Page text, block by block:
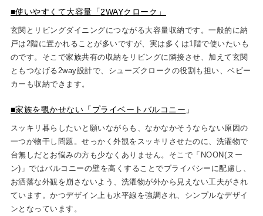
■使いやすくて大容量「2WAYクローク」
玄関とリビングダイニングにつながる大容量収納です。一般的に納
戸は2階に置かれることが多いですが、実は多くは1階で使いたいも
のです。そこで家族共有の収納をリビングに隣接させ、加えて玄関
ともつなげる2way設計で、シューズクロークの役割も担い、ベビー
カーも収納できます。
■家族を覗かせない「プライベートバルコニー 」
スッキリ暮らしたいと願いながらも、なかなかそうならない原因の
一つが物干し問題。せっかく外観をスッキリさせたのに、洗濯物で
台無しだとお悩みの方も少なくありません。そこで「NOON(ヌー
ン)」ではバルコニーの壁を高くすることでブライバシーに配慮し、
お洒落な外観を崩さないよう、洗濯物が外から見えない工夫がされ
ています。かつデザイン上も水平線を強調され、シンプルなデザイ
ンとなっています。